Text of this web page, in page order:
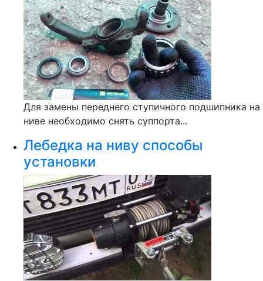
Для замены переднего ступичного подшипника на
ниве необходимо снять суппорта...
Лебедка на ниву способы
установки